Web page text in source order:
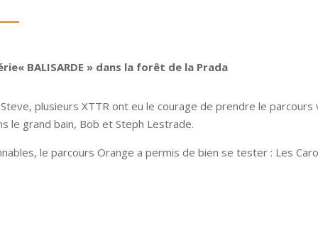
BALISARDE » dans la forêt de la Prada
plusieurs XTTR ont eu le courage de prendre le
le grand bain, Bob et Steph Lestrade.
le parcours Orange a permis de bien se tester : Les